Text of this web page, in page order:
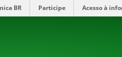
BR Participe Acesso à